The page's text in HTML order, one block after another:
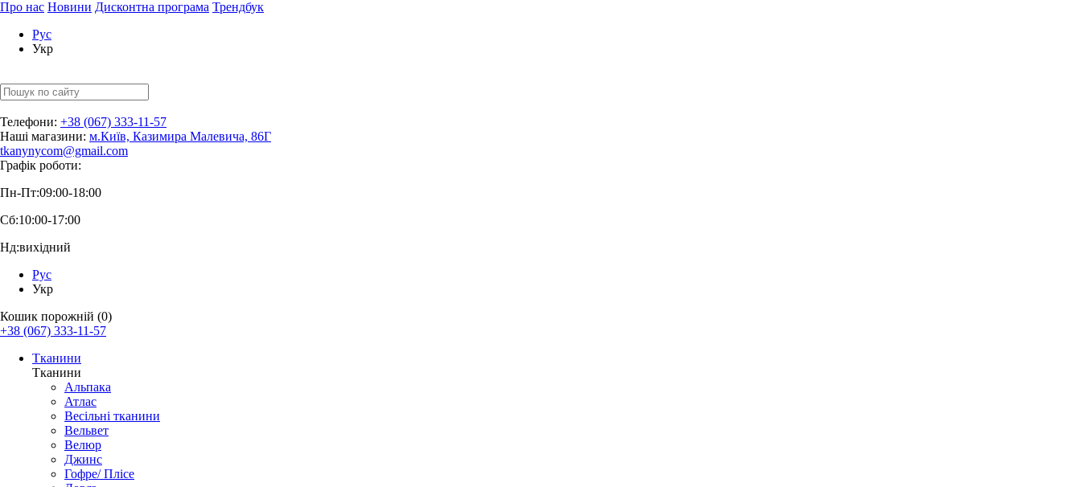
Про нас Новини Дисконтна програма Трендбук
Рус
Укр
Телефони: +38 (067) 333-11-57
Наші магазини: м.Київ, Казимира Малевича, 86Г
tkanynycom@gmail.com
Графік роботи:
Пн-Пт:09:00-18:00
Сб:10:00-17:00
Нд:вихідний
Рус
Укр
Кошик порожній (0)
+38 (067) 333-11-57
Тканини
Тканини
Альпака
Атлас
Весільні тканини
Вельвет
Велюр
Джинс
Гофре/ Плісе